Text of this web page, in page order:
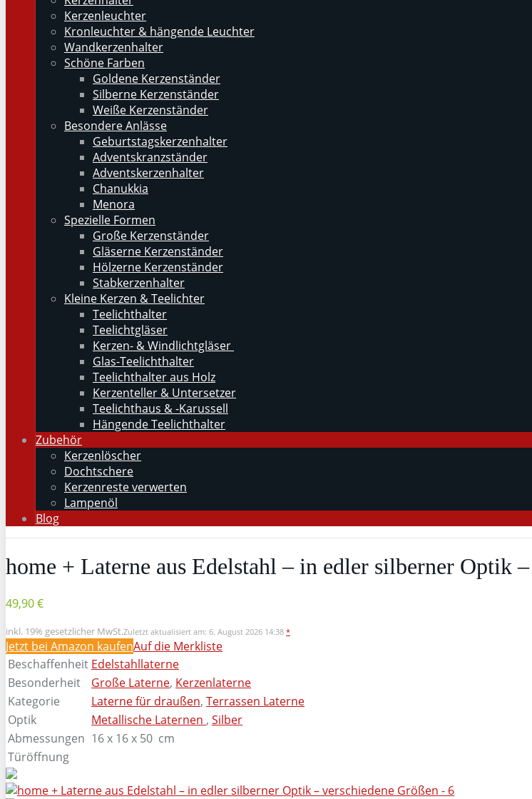
Kerzenleuchter
Kronleuchter & hängende Leuchter
Wandkerzenhalter
Schöne Farben
Goldene Kerzenständer
Silberne Kerzenständer
Weiße Kerzenständer
Besondere Anlässe
Geburtstagskerzenhalter
Adventskranzständer
Adventskerzenhalter
Chanukkia
Menora
Spezielle Formen
Große Kerzenständer
Gläserne Kerzenständer
Hölzerne Kerzenständer
Stabkerzenhalter
Kleine Kerzen & Teelichter
Teelichthalter
Teelichtgläser
Kerzen- & Windlichtgläser
Glas-Teelichthalter
Teelichthalter aus Holz
Kerzenteller & Untersetzer
Teelichthaus & -Karussell
Hängende Teelichthalter
Zubehör
Kerzenlöscher
Dochtschere
Kerzenreste verwerten
Lampenöl
Blog
home + Laterne aus Edelstahl – in edler silberner Optik
49,90 €
inkl. 19% gesetzlicher MwSt.Zuletzt aktualisiert am: 6. August 2026 14:38 *
Jetzt bei Amazon kaufenAuf die Merkliste
Beschaffenheit Edelstahllaterne
Besonderheit
Große Laterne, Kerzenlaterne
Kategorie
Laterne für draußen, Terrassen Laterne
Optik
Metallische Laternen , Silber
Abmessungen 16 x 16 x 50 cm
Türöffnung